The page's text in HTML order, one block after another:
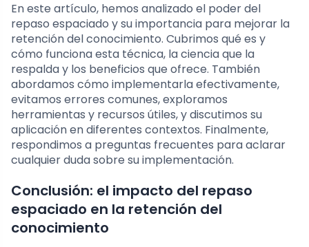
En este artículo, hemos analizado el poder del
repaso espaciado y su importancia para mejorar la
retención del conocimiento. Cubrimos qué es y
cómo funciona esta técnica, la ciencia que la
respalda y los beneficios que ofrece. También
abordamos cómo implementarla efectivamente,
evitamos errores comunes, exploramos
herramientas y recursos útiles, y discutimos su
aplicación en diferentes contextos. Finalmente,
respondimos a preguntas frecuentes para aclarar
cualquier duda sobre su implementación.
Conclusión: el impacto del repaso
espaciado en la retención del
conocimiento